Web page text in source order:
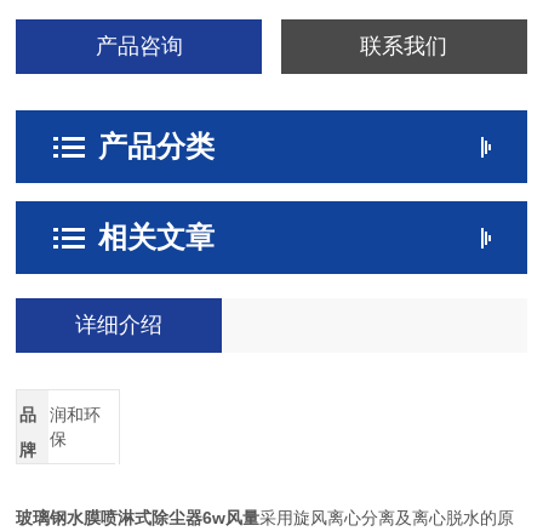
产品咨询 联系我们
产品分类
相关文章
详细介绍
品
牌
润和环
保
玻璃钢水膜喷淋式除尘器6w风量采用旋风离心分离及离心脱水的原